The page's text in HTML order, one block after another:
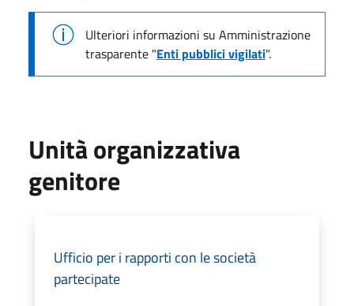
Ulteriori informazioni su Amministrazione
trasparente "Enti pubblici vigilati".
Unità organizzativa
genitore
Ufficio per i rapporti con le società
partecipate